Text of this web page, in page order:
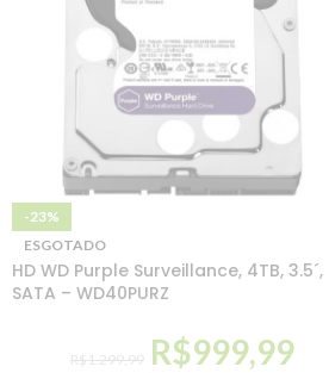
-23%
ESGOTADO
HD WD Purple Surveillance, 4TB, 3.5´,
SATA – WD40PURZ
R$1.299,99 R$999,99